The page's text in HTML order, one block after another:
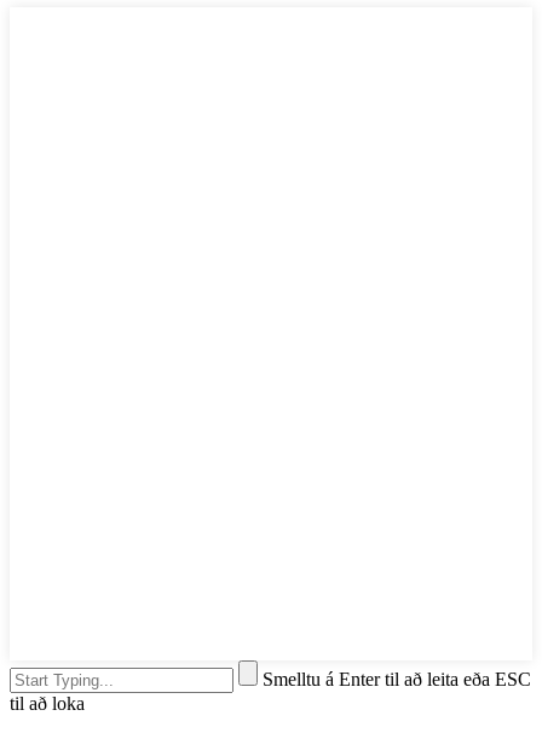
Smelltu á Enter til að leita eða ESC
til að loka